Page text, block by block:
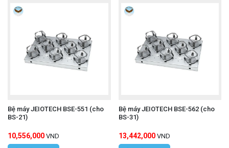
Bệ máy JEIOTECH BSE-551 (cho
BS-21)
10,556,000 VND
Bệ máy JEIOTECH BSE-562 (cho
BS-31)
13,442,000 VND